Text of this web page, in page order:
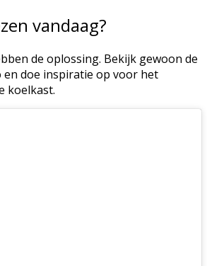
vandaag?
de oplossing. Bekijk gewoon de
en doe inspiratie op voor het
koelkast.